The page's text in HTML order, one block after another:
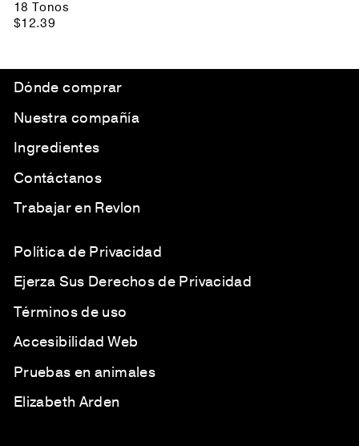
18 Tonos
$12.39
Dónde comprar
Nuestra compañía
Ingredientes
Contáctanos
Trabajar en Revlon
Política de Privacidad
Ejerza Sus Derechos de Privacidad
Términos de uso
Accesibilidad Web
Pruebas en animales
Elizabeth Arden